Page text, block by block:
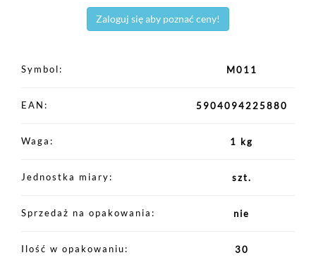
Zaloguj się aby poznać ceny!
Symbol M011
EAN 5904094225880
Waga 1 kg
Jednostka miary szt.
Sprzedaż na opakowania nie
Ilość w opakowaniu 30